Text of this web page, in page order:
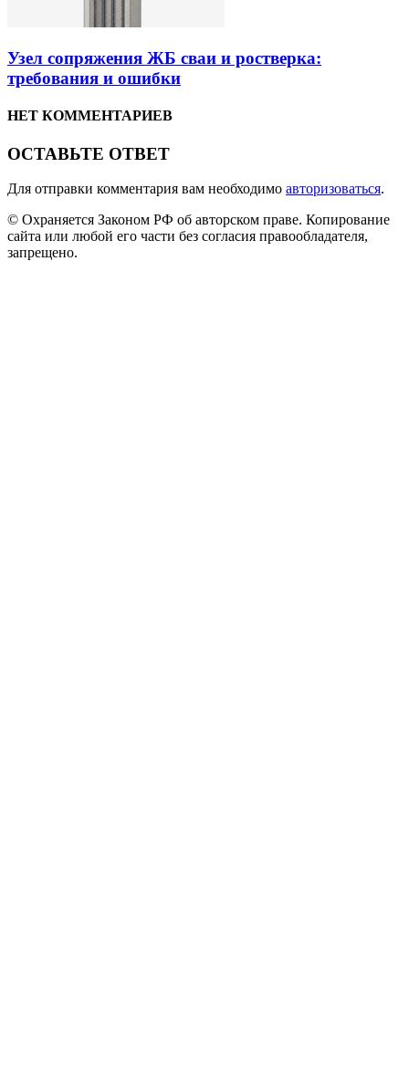
Узел сопряжения ЖБ сваи и ростверка:
требования и ошибки
НЕТ КОММЕНТАРИЕВ
ОСТАВЬТЕ ОТВЕТ
Для отправки комментария вам необходимо авторизоваться.
© Охраняется Законом РФ об авторском праве. Копирование
сайта или любой его части без согласия правообладателя,
запрещено.